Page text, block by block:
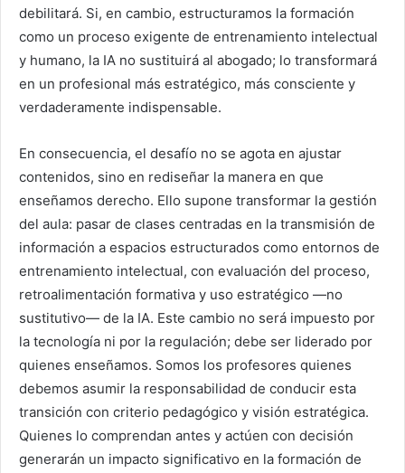
debilitará. Si, en cambio, estructuramos la formación
como un proceso exigente de entrenamiento intelectual
y humano, la IA no sustituirá al abogado; lo transformará
en un profesional más estratégico, más consciente y
verdaderamente indispensable.
En consecuencia, el desafío no se agota en ajustar
contenidos, sino en rediseñar la manera en que
enseñamos derecho. Ello supone transformar la gestión
del aula: pasar de clases centradas en la transmisión de
información a espacios estructurados como entornos de
entrenamiento intelectual, con evaluación del proceso,
retroalimentación formativa y uso estratégico —no
sustitutivo— de la IA. Este cambio no será impuesto por
la tecnología ni por la regulación; debe ser liderado por
quienes enseñamos. Somos los profesores quienes
debemos asumir la responsabilidad de conducir esta
transición con criterio pedagógico y visión estratégica.
Quienes lo comprendan antes y actúen con decisión
generarán un impacto significativo en la formación de